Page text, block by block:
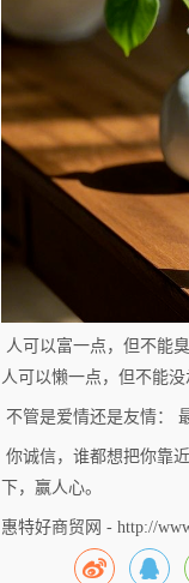
人可以富一点，但不能
人可以懒一点，但不能没
不管是爱情还是友情：
你诚信，谁都想把你靠
下，赢人心。
惠特好商贸网 - http://